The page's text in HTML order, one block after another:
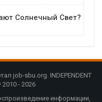
Солнечный Свет?
job-sbu.org. INDEPENDENT
2010 - 2026
информации,